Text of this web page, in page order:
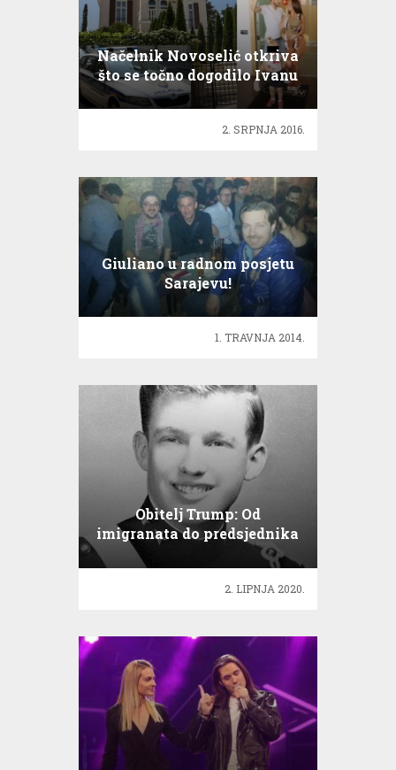
Načelnik Novoselić otkriva
što se točno dogodilo Ivanu
Rakitiću
2. SRPNJA 2016.
Giuliano u radnom posjetu
Sarajevu!
1. TRAVNJA 2014.
Obitelj Trump: Od
imigranata do predsjednika
2. LIPNJA 2020.